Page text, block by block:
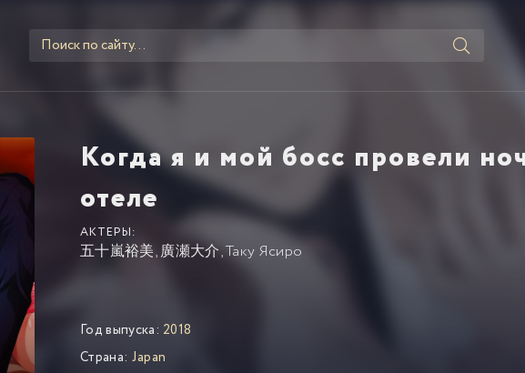
Когда я и мой босс провели
отеле
АКТЕРЫ:
五十嵐裕美,廣瀬大介,Таку Ясиро
Год выпуска: 2018
Страна: Japan